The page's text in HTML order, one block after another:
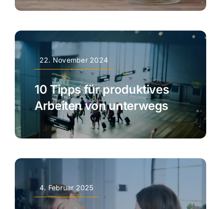
22. November 2024
10 Tipps für produktives
Arbeiten von unterwegs
4. Februar 2025